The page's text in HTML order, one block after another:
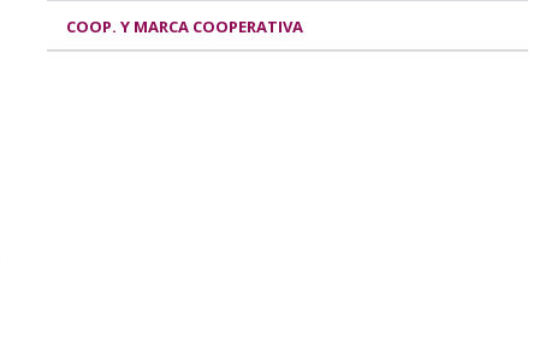
COOP. Y MARCA COOPERATIVA